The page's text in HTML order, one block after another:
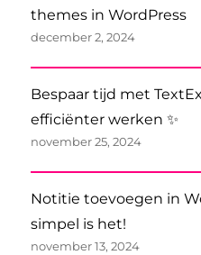
themes in WordPress
december 2, 2024
Bespaar tijd met
efficiënter werken ✨
november 25, 2024
Notitie toevoegen in
simpel is het!
november 13, 2024